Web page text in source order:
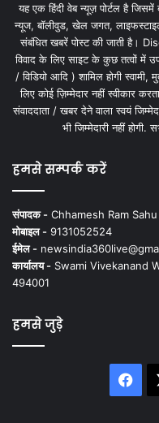
यह एक हिंदी वेब न्यूज़ पोर्टल है
न्यूज, बॉलीवुड, खेल जगत,
संबंधित खबरें पोस्ट की जाती है।
विवाद के लिए साइट के कुछ तत्वों में
/ विडियो आदि ) शामिल होगी
लिए कोई ज़िम्मेदार नहीं स्वीकार
संवाददाता / खबर देने वाला स्वयं
भी जिम्मेदारी नहीं होगी.
हमसे सम्पर्क करें
संपादक - Chhamesh Ram Sahu
मोबाइल - 9131052524
ईमेल -
कार्यालय - Swami Vivekanand
494001
हमसे जुड़े